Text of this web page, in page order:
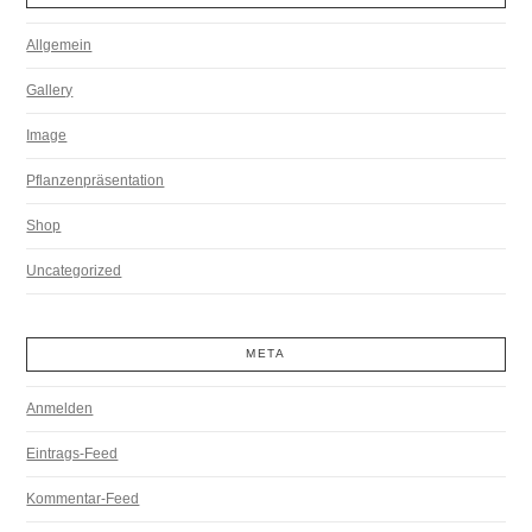
Allgemein
Gallery
Image
Pflanzenpräsentation
Shop
Uncategorized
META
Anmelden
Eintrags-Feed
Kommentar-Feed